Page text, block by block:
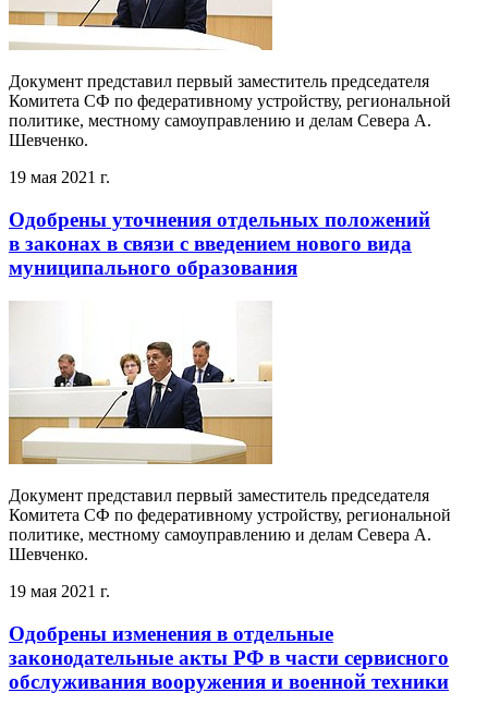
Документ представил первый заместитель председателя
Комитета СФ по федеративному устройству, региональной
политике, местному самоуправлению и делам Севера А.
Шевченко.
19 мая 2021 г.
Одобрены уточнения отдельных положений
в законах в связи с введением нового вида
муниципального образования
Документ представил первый заместитель председателя
Комитета СФ по федеративному устройству, региональной
политике, местному самоуправлению и делам Севера А.
Шевченко.
19 мая 2021 г.
Одобрены изменения в отдельные
законодательные акты РФ в части сервисного
обслуживания вооружения и военной техники